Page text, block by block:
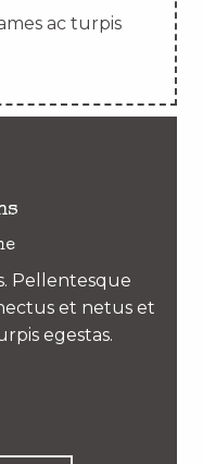
ac turpis
Pellentesque
et netus et
egestas.